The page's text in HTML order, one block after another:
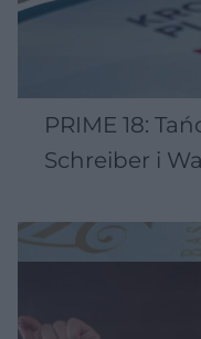
PRIME 18:
Schreiber i